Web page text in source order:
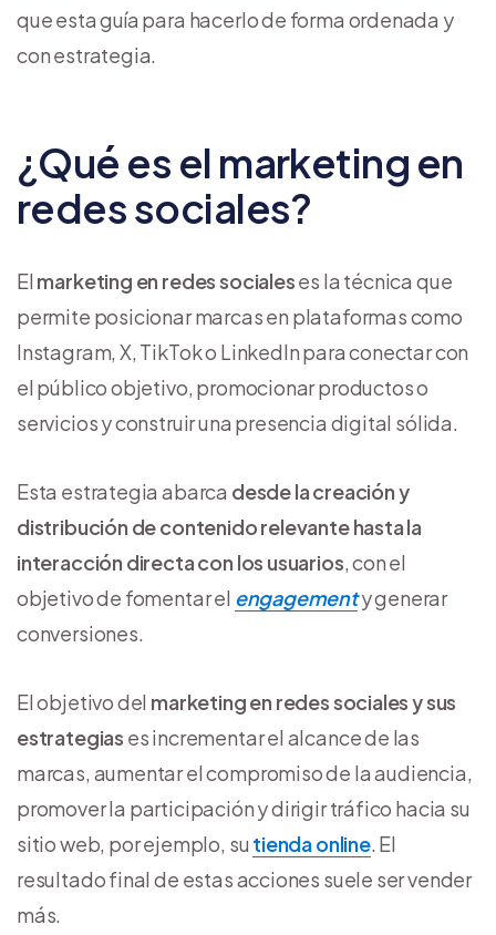
que esta guía para hacerlo de forma ordenada y
con estrategia.
¿Qué es el marketing en
redes sociales?
El marketing en redes socialeses la técnica que
permite posicionar marcas en plataformas como
Instagram, X, TikTok o LinkedIn para conectar con
el público objetivo, promocionar productos o
servicios y construir una presencia digital sólida.
Esta estrategia abarca desde la creación y
distribución de contenido relevante hasta la
interacción directa con los usuarios, con el
objetivo de fomentar el engagementy generar
conversiones.
El objetivo del marketing en redes sociales y sus
estrategias es incrementar el alcance de las
marcas, aumentar el compromiso de la audiencia,
promover la participación y dirigir tráfico hacia su
sitio web, por ejemplo, su tienda online. El
resultado final de estas acciones suele ser vender
más.